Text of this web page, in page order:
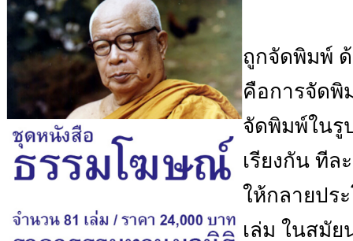
ถูกจัดพิมพ์
คือการจัดพิ
จัดพิมพ์ในรู
เรียงกัน ทีล
ให้กลายปร
เล่ม ในสมั